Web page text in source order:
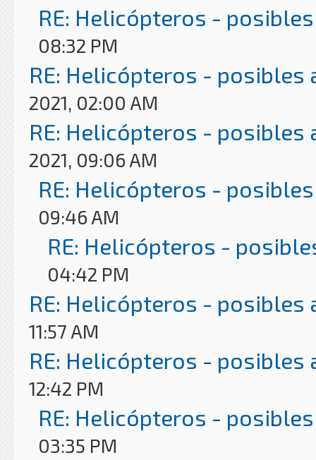
RE: Helicópteros -
08:32 PM
RE: Helicópteros - posibles
2021, 02:00 AM
RE: Helicópteros - posibles
2021, 09:06 AM
RE: Helicópteros -
09:46 AM
RE: Helicópteros -
04:42 PM
RE: Helicópteros - posibles
11:57 AM
RE: Helicópteros - posibles
12:42 PM
RE: Helicópteros -
03:35 PM